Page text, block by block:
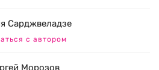
Сарджвеладзе
с автором
Морозов